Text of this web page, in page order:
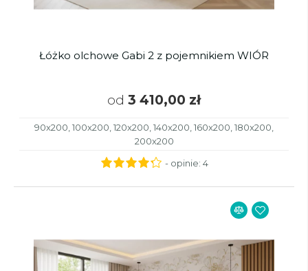
Łóżko olchowe Gabi 2 z pojemnikiem WIÓR
od 3 410,00 zł
90x200, 100x200, 120x200, 140x200, 160x200, 180x200,
200x200
- opinie: 4